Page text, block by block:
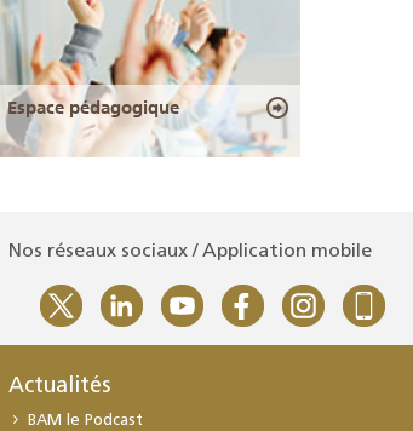
Espace pédagogique
Nos réseaux sociaux / Application mobile
Actualités
BAM le Podcast